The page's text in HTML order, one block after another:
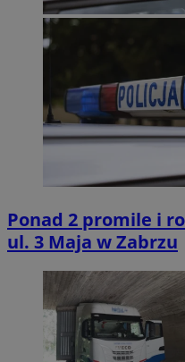
Ponad 2 promile i
ul. 3 Maja w Zabrzu